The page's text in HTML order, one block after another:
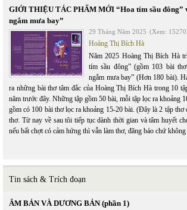
GIỚI THIỆU TÁC PHẨM MỚI “Hoa tím sầu đông”
ngắm mưa bay”
29 Tháng Năm 2025 (Xem:
Hoàng Thị Bích Hà
Năm 2025 Hoàng Thị Bích Hà
tím sầu đông” (gồm 103 bài
ngắm mưa bay” (Hơn 180 bài).
ra những bài thơ tâm đắc của Hoàng Thị Bích Hà trong 10
năm trước đây. Những tập gồm 50 bài, mỗi tập lọc ra khoảng
gồm có 100 bài thơ lọc ra khoảng 15-20 bài. (Đây là 2 tập thơ
thơ. Từ nay về sau tôi tiếp tục dành thời gian và tâm huyết
nếu bất chợt có cảm hứng thì vẫn làm thơ, đăng báo chứ
Tin sách & Trích đoạn
ÂM BẢN VÀ DƯƠNG BẢN (phần 1)